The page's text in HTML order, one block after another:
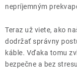
nepríjemným
Teraz už viete, ako
dodržať správny
káble. Vďaka tomu
bezpečne a bez